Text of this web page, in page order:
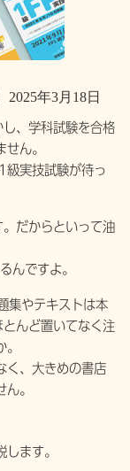
2025年3月18日
、学科試験を合格
ん。
級実技試験が待っ
だからといって油
んですよ。
集やテキストは本
んど置いてなく注
く、大きめの書店
。
ます。